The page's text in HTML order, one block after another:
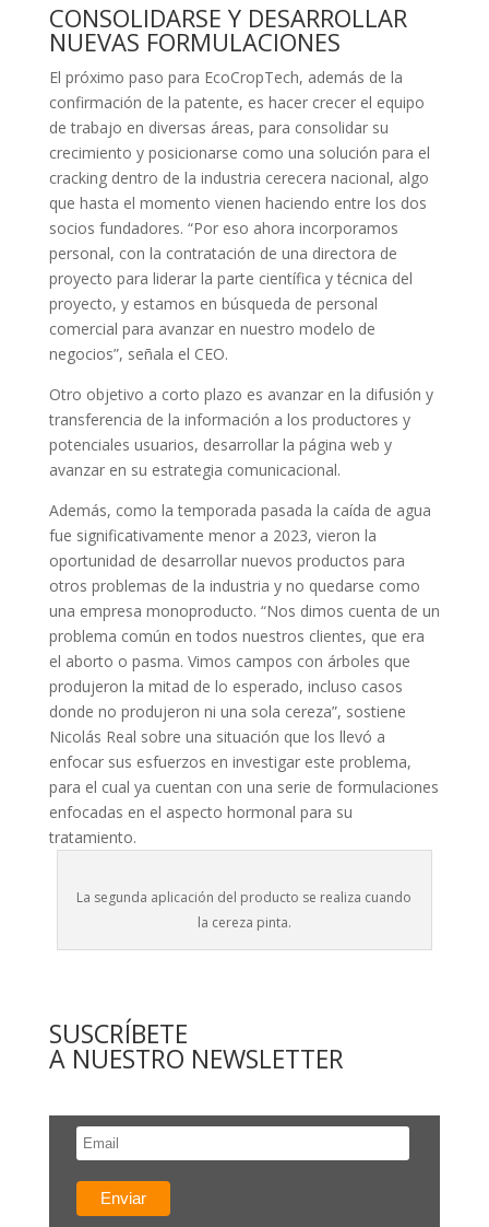
CONSOLIDARSE Y DESARROLLAR
NUEVAS FORMULACIONES
El próximo paso para EcoCropTech, además de la
confirmación de la patente, es hacer crecer el equipo
de trabajo en diversas áreas, para consolidar su
crecimiento y posicionarse como una solución para el
cracking dentro de la industria cerecera nacional, algo
que hasta el momento vienen haciendo entre los dos
socios fundadores. “Por eso ahora incorporamos
personal, con la contratación de una directora de
proyecto para liderar la parte científica y técnica del
proyecto, y estamos en búsqueda de personal
comercial para avanzar en nuestro modelo de
negocios”, señala el CEO.
Otro objetivo a corto plazo es avanzar en la difusión y
transferencia de la información a los productores y
potenciales usuarios, desarrollar la página web y
avanzar en su estrategia comunicacional.
Además, como la temporada pasada la caída de agua
fue significativamente menor a 2023, vieron la
oportunidad de desarrollar nuevos productos para
otros problemas de la industria y no quedarse como
una empresa monoproducto. “Nos dimos cuenta de un
problema común en todos nuestros clientes, que era
el aborto o pasma. Vimos campos con árboles que
produjeron la mitad de lo esperado, incluso casos
donde no produjeron ni una sola cereza”, sostiene
Nicolás Real sobre una situación que los llevó a
enfocar sus esfuerzos en investigar este problema,
para el cual ya cuentan con una serie de formulaciones
enfocadas en el aspecto hormonal para su
tratamiento.
La segunda aplicación del producto se realiza cuando
la cereza pinta.
SUSCRÍBETE
A NUESTRO NEWSLETTER